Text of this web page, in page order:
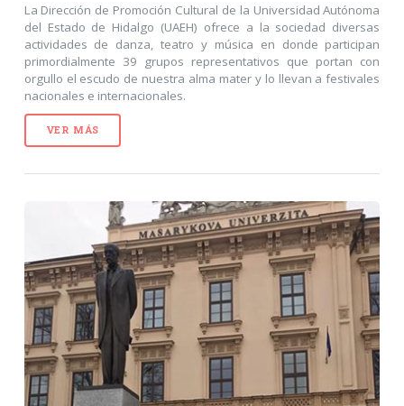
La Dirección de Promoción Cultural de la Universidad Autónoma
del Estado de Hidalgo (UAEH) ofrece a la sociedad diversas
actividades de danza, teatro y música en donde participan
primordialmente 39 grupos representativos que portan con
orgullo el escudo de nuestra alma mater y lo llevan a festivales
nacionales e internacionales.
VER MÁS